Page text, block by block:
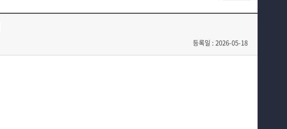
교수소개 취업우수사례
채용정보
등록일 : 2026-05-18